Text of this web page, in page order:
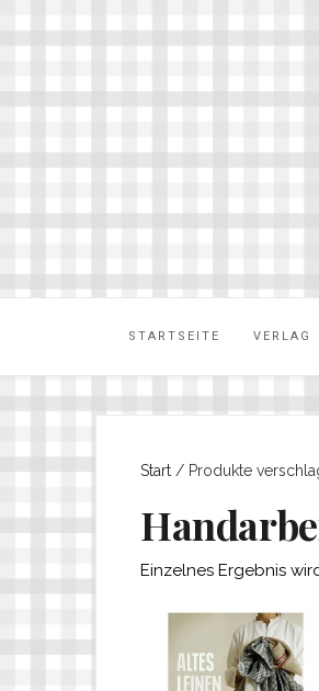
STARTSEITE VERLAG
Start / Produkte
Einzelnes Ergebnis